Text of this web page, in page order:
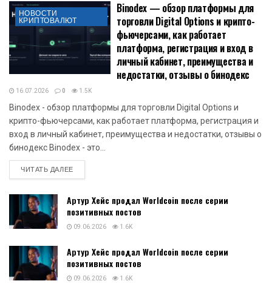
НОВОСТИ
КРИПТОВАЛЮТ
Binodex — обзор платформы для
торговли Digital Options и крипто-
фьючерсами, как работает
платформа, регистрация и вход в
личный кабинет, преимущества и
недостатки, отзывы о бинодекс
16.07.2026 0 1.5K
Binodex - обзор платформы для торговли Digital Options и
крипто-фьючерсами, как работает платформа, регистрация и
вход в личный кабинет, преимущества и недостатки, отзывы о
бинодекс Binodex - это...
ЧИТАТЬ ДАЛЕЕDETAILS
Артур Хейс продал Worldcoin после серии
позитивных постов
09.06.2026 1.6K
Артур Хейс продал Worldcoin после серии
позитивных постов
09.06.2026 1.6K